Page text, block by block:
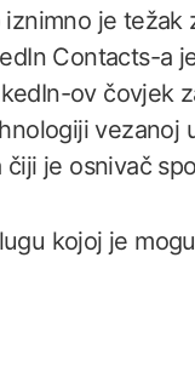
je težak
Contacts-a
ov čovjek
vezanoj
je osnivač
kojoj je